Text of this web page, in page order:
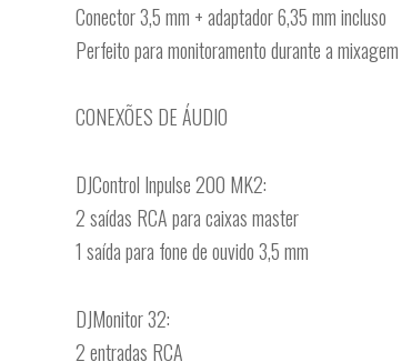
Conector 3,5 mm + adaptador 6,35 mm incluso
Perfeito para monitoramento durante a mixagem
CONEXÕES DE ÁUDIO
DJControl Inpulse 200 MK2:
2 saídas RCA para caixas master
1 saída para fone de ouvido 3,5 mm
DJMonitor 32:
2 entradas RCA